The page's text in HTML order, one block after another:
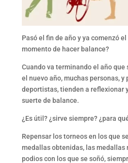
Pasó el fin de año y ya comenzó
momento de hacer balance?
Cuando va terminando el año que
el nuevo año, muchas personas,
deportistas, tienden a reflexionar
suerte de balance.
¿Es útil? ¿sirve siempre? ¿para
Repensar los torneos en los que
medallas obtenidas, las medallas
podios con los que se soñó,